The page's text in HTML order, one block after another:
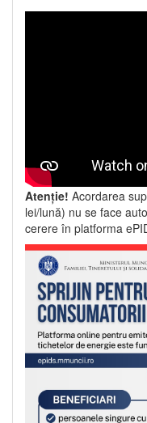
Atenție! Acordarea
lei/lună) nu se face
cerere în platforma